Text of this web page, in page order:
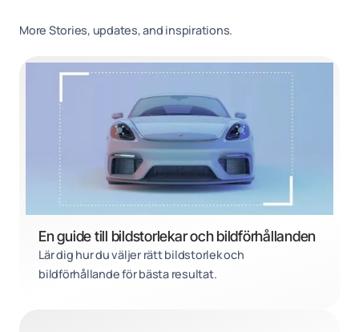
More Stories, updates, and inspirations.
En guide till bildstorlekar och bildförhållanden
Lär dig hur du väljer rätt bildstorlek och
bildförhållande för bästa resultat.